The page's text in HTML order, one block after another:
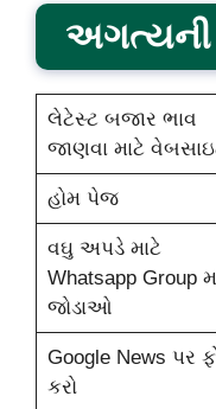
અગત્યની
લેટેસ્ટ બજાર ભાવ
જાણવા માટે
હોમ પેજ
વઘુ અપડે માટે
Whatsapp Group
જોડાઓ
Google News પર
કરો